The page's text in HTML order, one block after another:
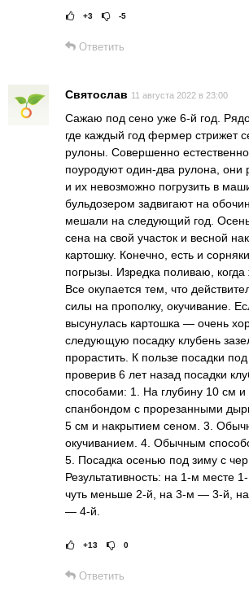
Рейтинг статьи:
+3 -5
Ответить
Святослав 11 августа 2022 в 23:00
Сажаю под сено уже 6-й год.
где каждый год фермер стрижет
рулоны. Совершенно
поуродуют один-два рулона, они
и их невозможно погрузить в
бульдозером задвигают на
мешали на следующий год.
сена на свой участок и весной
картошку. Конечно, есть и
погрызы. Изредка поливаю, когда
Все окупается тем, что
силы на прополку, окучивание.
высунулась картошка — очень
следующую посадку клубень
прорастить. К пользе посадки
проверив 6 лет назад посадки
способами: 1. На глубину 10 см
спанбондом с прорезанными
5 см и накрытием сеном. 3.
окучиванием. 4. Обычным
5. Посадка осенью под зиму с
Результативность: на 1-м месте
чуть меньше 2-й, на 3-м — 3-й,
— 4-й.
Рейтинг статьи:
+13 0
Ответить